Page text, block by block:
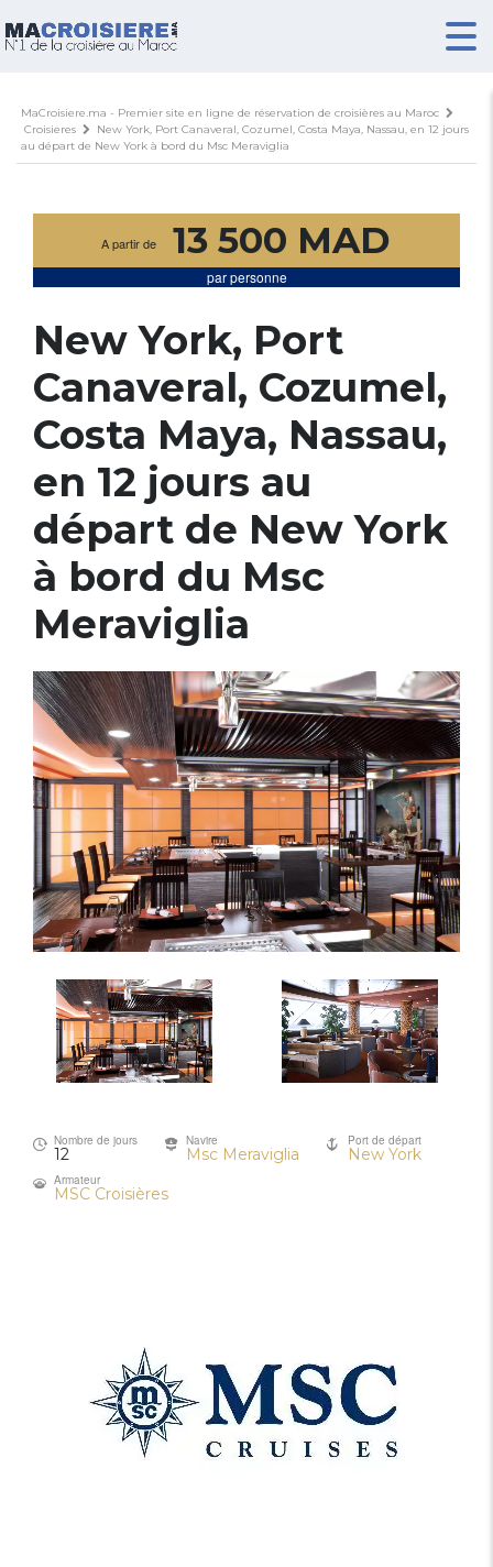
MaCroisiere.ma - Premier site en ligne de réservation de croisières au Maroc
Croisieres
New York, Port Canaveral, Cozumel, Costa Maya, Nassau, en 12 jours
au départ de New York à bord du Msc Meraviglia
A partir de 13 500 MAD
par personne
New York, Port
Canaveral, Cozumel,
Costa Maya, Nassau,
en 12 jours au
départ de New York
à bord du Msc
Meraviglia
Nombre de jours
12
Navire
Msc Meraviglia
Port de départ
New York
Armateur
MSC Croisières